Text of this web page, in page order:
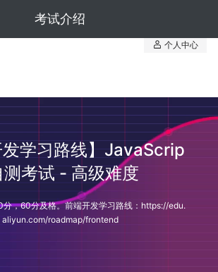
个人中心
考试介绍
学习路线】JavaScrip
考试 - 高级难度
，60分及格。前端开发学习路线：https://edu.
aliyun.com/roadmap/frontend